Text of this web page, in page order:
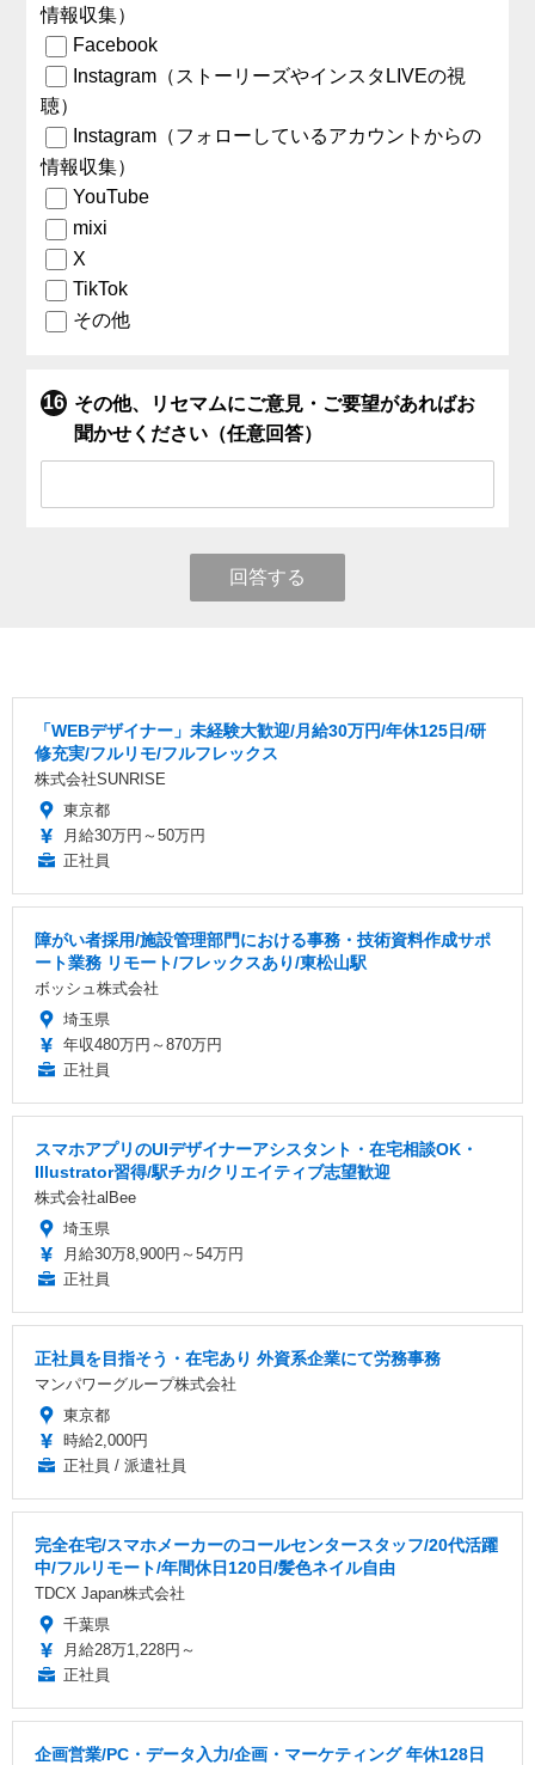
情報収集）
Facebook
Instagram（ストーリーズやインスタLIVEの視
聴）
Instagram（フォローしているアカウントからの
情報収集）
YouTube
mixi
X
TikTok
その他
その他、リセマムにご意見・ご要望があればお
聞かせください（任意回答）
回答する
「WEBデザイナー」未経験大歓迎/月給30万円/年休125日/研
修充実/フルリモ/フルフレックス
株式会社SUNRISE
東京都
月給30万円～50万円
正社員
障がい者採用/施設管理部門における事務・技術資料作成サポ
ート業務 リモート/フレックスあり/東松山駅
ボッシュ株式会社
埼玉県
年収480万円～870万円
正社員
スマホアプリのUIデザイナーアシスタント・在宅相談OK・
Illustrator習得/駅チカ/クリエイティブ志望歓迎
株式会社alBee
埼玉県
月給30万8,900円～54万円
正社員
正社員を目指そう・在宅あり 外資系企業にて労務事務
マンパワーグループ株式会社
東京都
時給2,000円
正社員 / 派遣社員
完全在宅/スマホメーカーのコールセンタースタッフ/20代活躍
中/フルリモート/年間休日120日/髪色ネイル自由
TDCX Japan株式会社
千葉県
月給28万1,228円～
正社員
企画営業/PC・データ入力/企画・マーケティング 年休128日